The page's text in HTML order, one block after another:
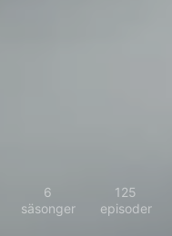
6
säsonger
125
episoder